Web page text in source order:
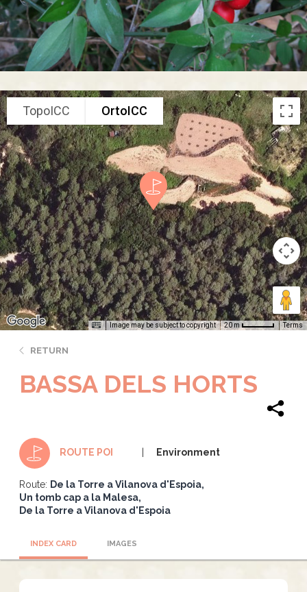
TopoICC OrtoICC
Image may be subject to copyright 20 m Terms
RETURN
BASSA DELS HORTS
ROUTE POI Environment
Route: De la Torre a Vilanova d'Espoia
Un tomb cap a la Malesa
De la Torre a Vilanova d'Espoia
INDEX CARD IMAGES